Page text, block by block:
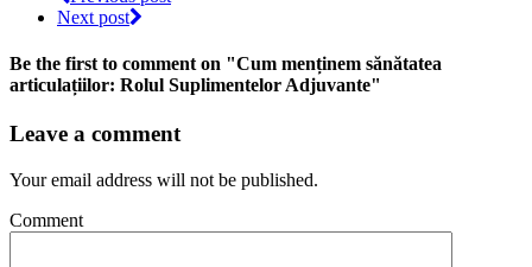
Next post
Be the first to comment on "Cum menținem sănătatea
articulațiilor: Rolul Suplimentelor Adjuvante"
Leave a comment
Your email address will not be published.
Comment